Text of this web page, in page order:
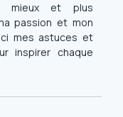
mieux et plus
passion et mon
mes astuces et
inspirer chaque